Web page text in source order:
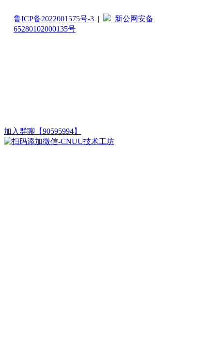
鲁ICP备2022001575号-3 |
新公网安备
65280102000135号
加入群聊【90595994】